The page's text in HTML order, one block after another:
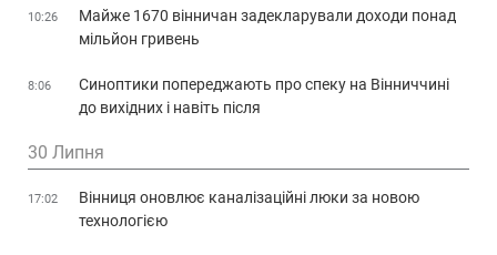
10:26
Майже 1670 вінничан задекларували доходи понад
мільйон гривень
8:06
Синоптики попереджають про спеку на Вінниччині
до вихідних і навіть після
30 Липня
17:02
Вінниця оновлює каналізаційні люки за новою
технологією